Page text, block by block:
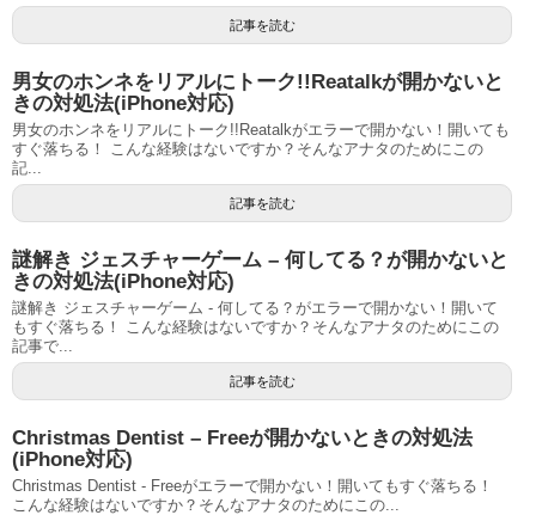
記事を読む
男女のホンネをリアルにトーク!!Reatalkが開かないと
きの対処法(iPhone対応)
男女のホンネをリアルにトーク!!Reatalkがエラーで開かない！開いても
すぐ落ちる！ こんな経験はないですか？そんなアナタのためにこの
記...
記事を読む
謎解き ジェスチャーゲーム – 何してる？が開かないと
きの対処法(iPhone対応)
謎解き ジェスチャーゲーム - 何してる？がエラーで開かない！開いて
もすぐ落ちる！ こんな経験はないですか？そんなアナタのためにこの
記事で...
記事を読む
Christmas Dentist – Freeが開かないときの対処法
(iPhone対応)
Christmas Dentist - Freeがエラーで開かない！開いてもすぐ落ちる！
こんな経験はないですか？そんなアナタのためにこの...